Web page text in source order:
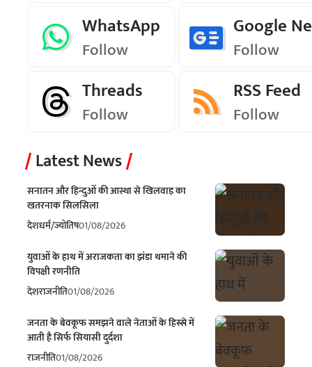
WhatsApp
Follow
Google
Follow
Threads
Follow
RSS Feed
Follow
Latest News
सनातन और हिन्दुओं की आस्था से खिलवाड़ का
खतरनाक सिलसिला
देशधर्म/ज्योतिष01/08/2026
युवाओं के हाथ में अराजकता का झंडा थमाने की
विपक्षी रणनीति
देशराजनीति01/08/2026
जनता के बेवकूफ समझने वाले नेताओं के हिस्से में
आती है सिर्फ सियासी दुर्दशा
राजनीति01/08/2026